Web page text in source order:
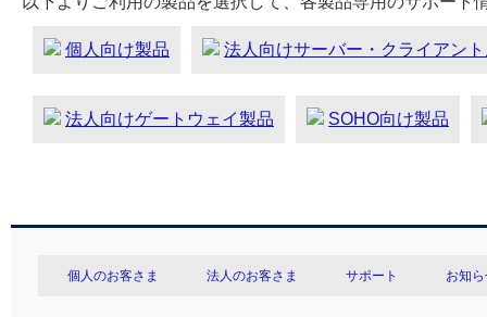
個人向け製品 法人向けサーバー・クライアン
法人向けゲートウェイ製品 SOHO向け製品
個人のお客さま 法人のお客さま サポート お知